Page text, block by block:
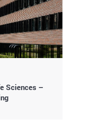
Sciences –